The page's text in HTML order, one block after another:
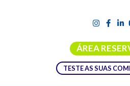
ÁREA
TESTE AS SUAS